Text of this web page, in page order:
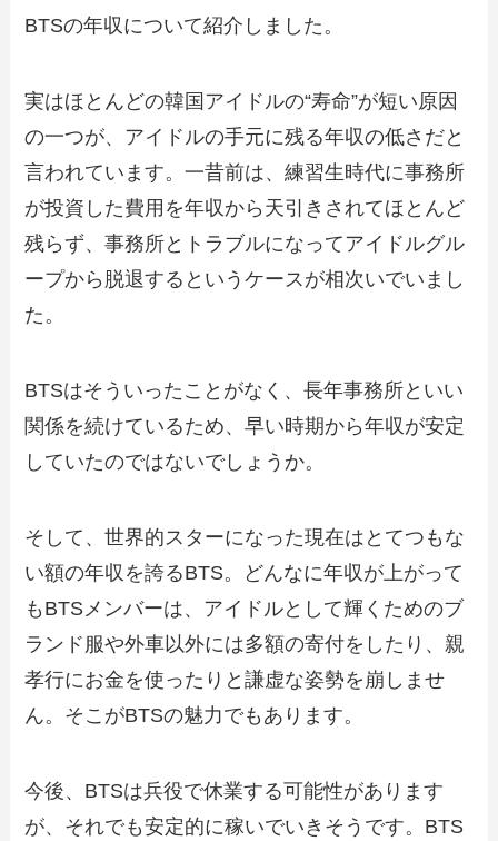
BTSの年収について紹介しました。
実はほとんどの韓国アイドルの“寿命”が短い原因
の一つが、アイドルの手元に残る年収の低さだと
言われています。一昔前は、練習生時代に事務所
が投資した費用を年収から天引きされてほとんど
残らず、事務所とトラブルになってアイドルグル
ープから脱退するというケースが相次いでいまし
た。
BTSはそういったことがなく、長年事務所といい
関係を続けているため、早い時期から年収が安定
していたのではないでしょうか。
そして、世界的スターになった現在はとてつもな
い額の年収を誇るBTS。どんなに年収が上がって
もBTSメンバーは、アイドルとして輝くためのブ
ランド服や外車以外には多額の寄付をしたり、親
孝行にお金を使ったりと謙虚な姿勢を崩しませ
ん。そこがBTSの魅力でもあります。
今後、BTSは兵役で休業する可能性があります
が、それでも安定的に稼いでいきそうです。BTS